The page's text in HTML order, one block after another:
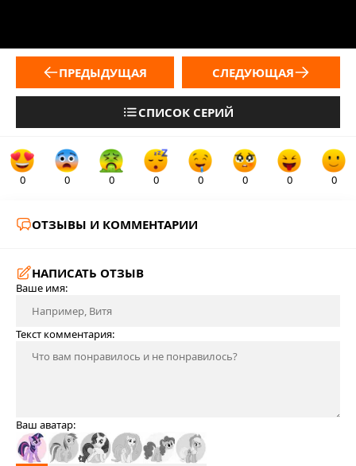
ПРЕДЫДУЩАЯ
СПИСОК СЕРИЙ
СЛЕДУЮЩАЯ
0 0 0 0 0 0 0 0
ОТЗЫВЫ И КОММЕНТАРИИ
НАПИСАТЬ ОТЗЫВ
Ваше имя:
Текст комментария:
Ваш аватар: